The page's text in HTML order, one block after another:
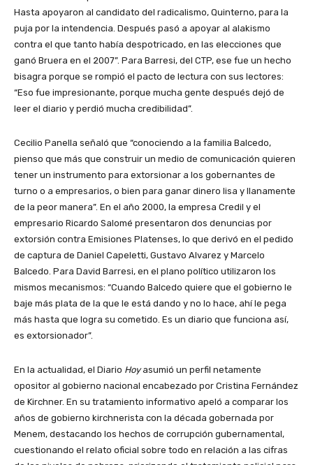
Hasta apoyaron al candidato del radicalismo, Quinterno, para la
puja por la intendencia. Después pasó a apoyar al alakismo
contra el que tanto había despotricado, en las elecciones que
ganó Bruera en el 2007”. Para Barresi, del CTP, ese fue un hecho
bisagra porque se rompió el pacto de lectura con sus lectores:
“Eso fue impresionante, porque mucha gente después dejó de
leer el diario y perdió mucha credibilidad”.
Cecilio Panella señaló que “conociendo a la familia Balcedo,
pienso que más que construir un medio de comunicación quieren
tener un instrumento para extorsionar a los gobernantes de
turno o a empresarios, o bien para ganar dinero lisa y llanamente
de la peor manera”. En el año 2000, la empresa Credil y el
empresario Ricardo Salomé presentaron dos denuncias por
extorsión contra Emisiones Platenses, lo que derivó en el pedido
de captura de Daniel Capeletti, Gustavo Alvarez y Marcelo
Balcedo. Para David Barresi, en el plano político utilizaron los
mismos mecanismos: “Cuando Balcedo quiere que el gobierno le
baje más plata de la que le está dando y no lo hace, ahí le pega
más hasta que logra su cometido. Es un diario que funciona así,
es extorsionador”.
En la actualidad, el Diario Hoyasumió un perfil netamente
opositor al gobierno nacional encabezado por Cristina Fernández
de Kirchner. En su tratamiento informativo apeló a comparar los
años de gobierno kirchnerista con la década gobernada por
Menem, destacando los hechos de corrupción gubernamental,
cuestionando el relato oficial sobre todo en relación a las cifras